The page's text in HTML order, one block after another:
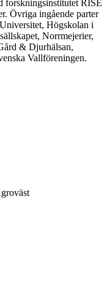
forskningsinstitutet RISE
Övriga ingående parter
Högskolan i
Norrmejerier,
& Djurhälsan,
Vallföreningen.